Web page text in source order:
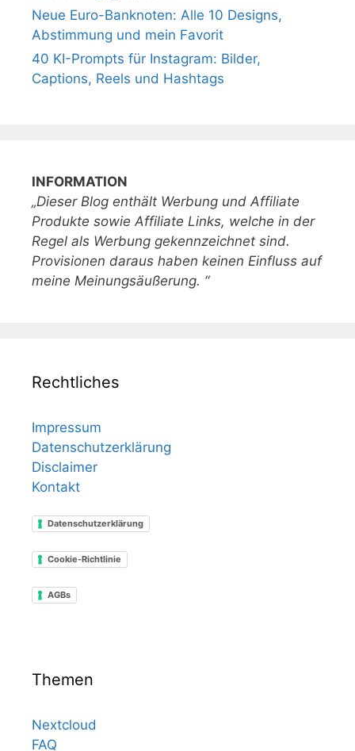
Neue Euro-Banknoten: Alle 10 Designs,
Abstimmung und mein Favorit
40 KI-Prompts für Instagram: Bilder,
Captions, Reels und Hashtags
INFORMATION
„Dieser Blog enthält Werbung und Affiliate
Produkte sowie Affiliate Links, welche in der
Regel als Werbung gekennzeichnet sind.
Provisionen daraus haben keinen Einfluss auf
meine Meinungsäußerung. “
Rechtliches
Impressum
Datenschutzerklärung
Disclaimer
Kontakt
Datenschutzerklärung
Cookie-Richtlinie
AGBs
Themen
Nextcloud
FAQ